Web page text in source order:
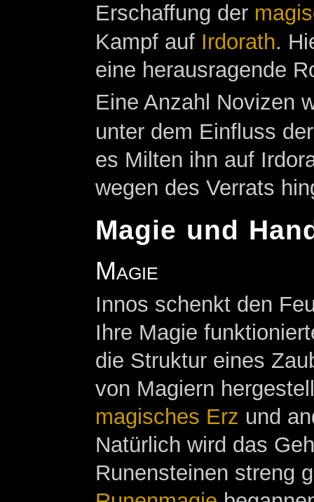
Erschaffung der
Kampf auf Irdorath.
eine herausragende
Eine Anzahl Novizen
unter dem Einfluss
es Milten ihn auf
wegen des Verrats
Magie und
Magie
Innos schenkt den
Ihre Magie
die Struktur eines
von Magiern
magisches Erz und
Natürlich wird das
Runensteinen streng